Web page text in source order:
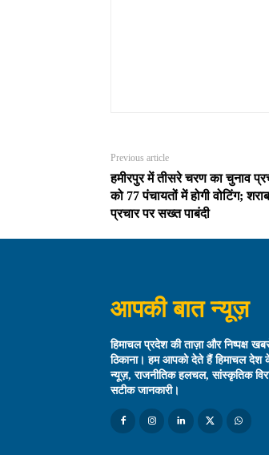
Previous article
हमीरपुर में तीसरे चरण का चुनाव
को 77 पंचायतों में होगी वोटिंग;
प्रचार पर सख्त पाबंदी
आपकी बात न्यूज़
हिमाचल प्रदेश की ताज़ा और निष्पक्ष
ठिकाना। हम आपको देते हैं हिमाचल देश
न्यूज़, राजनीतिक हलचल, सांस्कृतिक
सटीक जानकारी।